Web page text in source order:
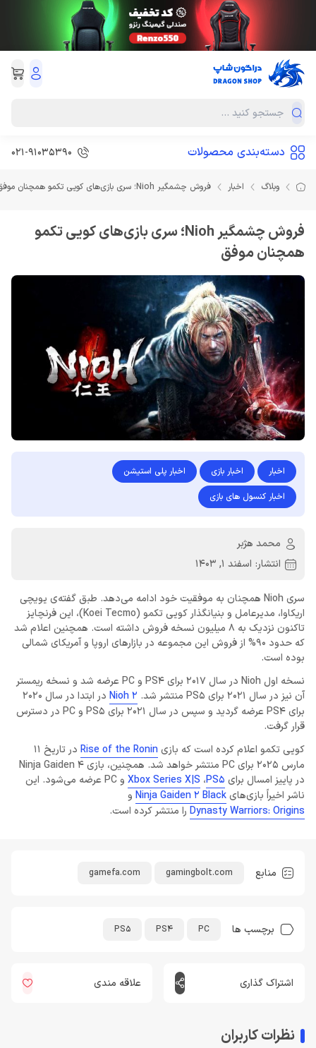
دسته‌بندی محصولات 021-91035390
وبلاگ اخبار فروش چشمگیر Nioh؛ سری بازی‌های کویی تکمو همچنان موفق
فروش چشمگیر Nioh؛ سری بازی‌های کویی تکمو
همچنان موفق
اخبار اخبار بازی
اخبار پلی استیشن
اخبار کنسول های بازی
محمد هژبر
انتشار: اسفند 1, 1403
سری Nioh همچنان به موفقیت خود ادامه می‌دهد. طبق گفته‌ی یویچی
اریکاوا، مدیرعامل و بنیانگذار کویی تکمو (Koei Tecmo)، این فرنچایز
تاکنون نزدیک به 8 میلیون نسخه فروش داشته است. همچنین اعلام شد
که حدود 90% از فروش این مجموعه در بازارهای اروپا و آمریکای شمالی
بوده است.
نسخه اول Nioh در سال 2017 برای PS4 و PC عرضه شد و نسخه ریمستر
آن نیز در سال 2021 برای PS5 منتشر شد.
Nioh 2
در ابتدا در سال 2020
برای PS4 عرضه گردید و سپس در سال 2021 برای PS5 و PC در دسترس
قرار گرفت.
کویی تکمو اعلام کرده است که بازیRise of the Ronin
در تاریخ 11
مارس 2025 برای PC منتشر خواهد شد. همچنین، بازی Ninja Gaiden 4
در پاییز امسال برای PS5، Xbox Series X|S
و PC عرضه می‌شود. این
ناشر اخیراً بازی‌هایNinja Gaiden 2 Black و
Dynasty Warriors: Origins را منتشر کرده است.
منابع gamingbolt.com
gamefa.com
برچسب ها PC
PS4
PS5
اشتراک گذاری علاقه مندی
نظرات کاربران